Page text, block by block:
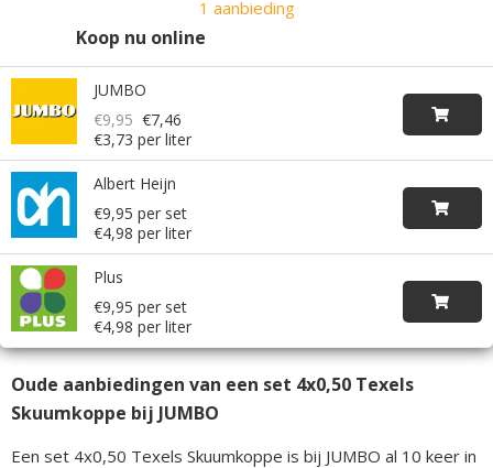
1 aanbieding
Koop nu online
JUMBO
€9,95 €7,46
€3,73 per liter
Albert Heijn
€9,95 per set
€4,98 per liter
Plus
€9,95 per set
€4,98 per liter
Oude aanbiedingen van een set 4x0,50 Texels
Skuumkoppe bij JUMBO
Een set 4x0,50 Texels Skuumkoppe is bij JUMBO al 10 keer in